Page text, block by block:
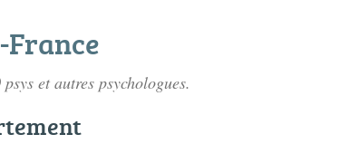
France
psys et autres psychologues.